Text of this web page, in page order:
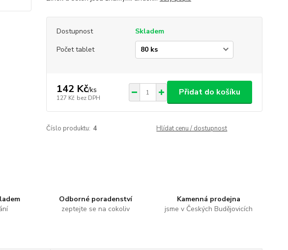
Dostupnost
Skladem
Počet tablet
142 Kč/ks
127 Kč bez DPH
Přidat do košíku
Číslo produktu: 4 Hlídat cenu / dostupnost
Odborné poradenství
zeptejte se na cokoliv
Kamenná prodejna
jsme v Českých Budějovicích